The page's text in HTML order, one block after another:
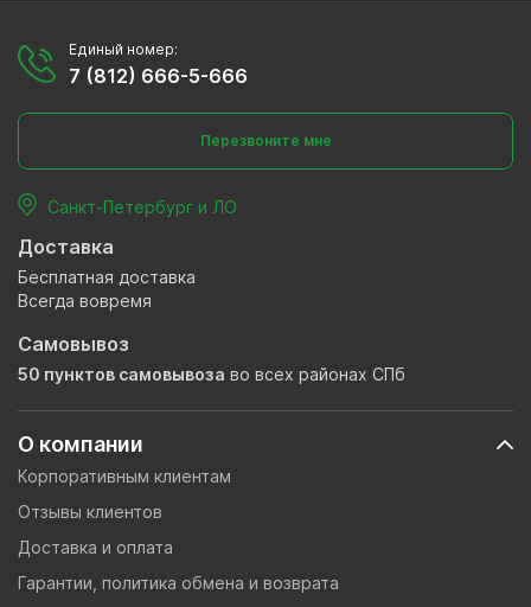
О компании
Корпоративным клиентам
Отзывы клиентов
Доставка и оплата
Гарантии, политика обмена и возврата
Единый номер:
7 (812) 666-5-666
Перезвоните мне
Санкт-Петербург и ЛО
Доставка
Бесплатная доставка
Всегда вовремя
Самовывоз
50 пунктов самовывоза во всех районах СПб